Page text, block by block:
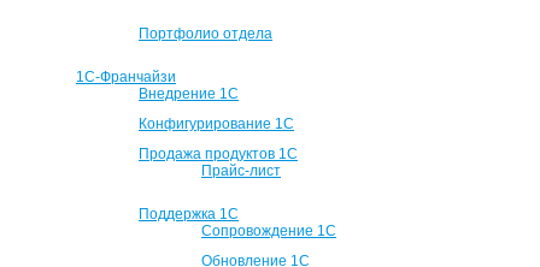
Портфолио отдела
1С-Франчайзи
Внедрение 1С
Конфигурирование 1С
Продажа продуктов 1С
Прайс-лист
Поддержка 1С
Сопровождение 1С
Обновление 1С